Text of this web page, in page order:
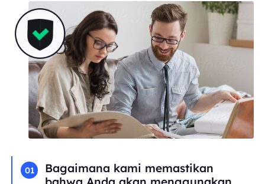
01
Bagaimana kami memastikan